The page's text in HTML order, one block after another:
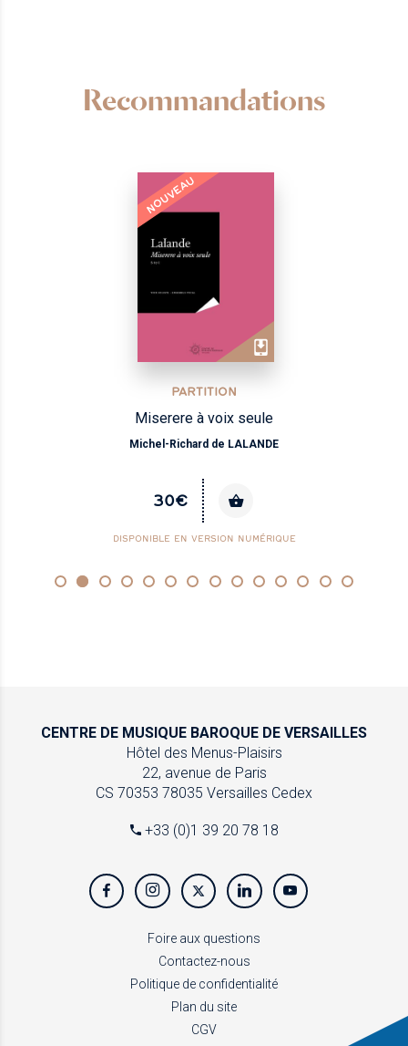
Recommandations
NOUVEAU
PARTITION
Miserere à voix seule
Michel-Richard de LALANDE
30€
DISPONIBLE EN VERSION NUMÉRIQUE
CENTRE DE MUSIQUE BAROQUE DE VERSAILLES
Hôtel des Menus-Plaisirs
22, avenue de Paris
CS 70353 78035 Versailles Cedex
+33 (0)1 39 20 78 18
Foire aux questions
Contactez-nous
Politique de confidentialité
Plan du site
CGV